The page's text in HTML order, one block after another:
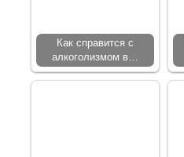
Как справится с
алкоголизмом в…